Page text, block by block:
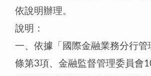
依說明辦理。
說明：
一、依據「國際金融業務分行管
條第3項、金融監督管理委員會